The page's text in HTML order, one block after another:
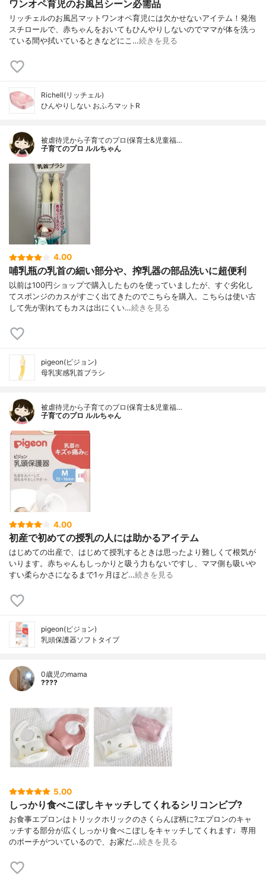
ワンオペ育児のお風呂シーン必需品
リッチェルのお風呂マットワンオペ育児には欠かせないアイテム！発泡
スチロールで、赤ちゃんをおいてもひんやりしないのでママが体を洗っ
ている間や拭いているときなどにこ…続きを見る
Richell(リッチェル)
ひんやりしない おふろマットR
被虐待児から子育てのプロ(保育士&児童福…
子育てのプロ ルルちゃん
4.00
哺乳瓶の乳首の細い部分や、搾乳器の部品洗いに超便利
以前は100円ショップで購入したものを使っていましたが、すぐ劣化し
てスポンジのカスがすごく出てきたのでこちらを購入。こちらは使い古
して先が割れてもカスは出にくい…続きを見る
pigeon(ピジョン)
母乳実感乳首ブラシ
被虐待児から子育てのプロ(保育士&児童福…
子育てのプロ ルルちゃん
4.00
初産で初めての授乳の人には助かるアイテム
はじめての出産で、はじめて授乳するときは思ったより難しくて根気が
いります。赤ちゃんもしっかりと吸う力もないですし、ママ側も吸いや
すい柔らかさになるまで1ヶ月ほど…続きを見る
pigeon(ピジョン)
乳頭保護器ソフトタイプ
0歳児のmama
????
5.00
しっかり食べこぼしキャッチしてくれるシリコンビブ?
お食事エプロンはトリックホリックのさくらんぼ柄に?エプロンのキャ
ッチする部分が広くしっかり食べこぼしをキャッチしてくれます♩専用
のポーチがついているので、お家だ…続きを見る